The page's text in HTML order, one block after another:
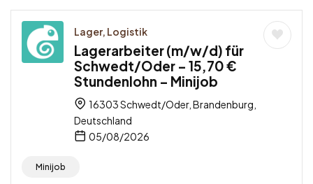
Lager, Logistik
Lagerarbeiter (m/w/d) für
Schwedt/Oder – 15,70 €
Stundenlohn – Minijob
16303 Schwedt/Oder, Brandenburg,
Deutschland
05/08/2026
Minijob